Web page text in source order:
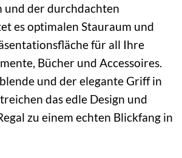
und der durchdachten
es optimalen Stauraum und
für all Ihre
Bücher und Accessoires.
und der elegante Griff in
das edle Design und
zu einem echten Blickfang in